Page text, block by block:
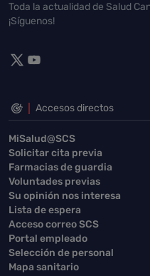
Toda la actualidad de Salud
¡Síguenos!
Accesos directos
MiSalud@SCS
Solicitar cita previa
Farmacias de guardia
Voluntades previas
Su opinión nos interesa
Lista de espera
Acceso correo SCS
Portal empleado
Selección de personal
Mapa sanitario